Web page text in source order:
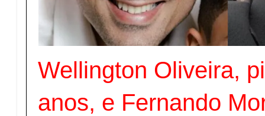
Wellington Oliveira,
anos, e Fernando